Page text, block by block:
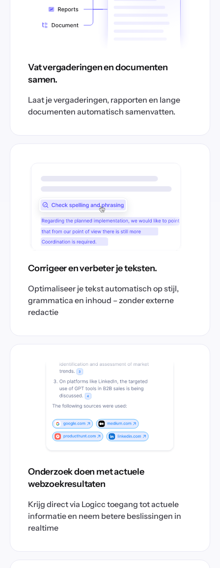
Vat vergaderingen en documenten
samen.
Laat je vergaderingen, rapporten en lange
documenten automatisch samenvatten.
Corrigeer en verbeter je teksten.
Optimaliseer je tekst automatisch op stijl,
grammatica en inhoud – zonder externe
redactie
Onderzoek doen met actuele
webzoekresultaten
Krijg direct via Logicc toegang tot actuele
informatie en neem betere beslissingen in
realtime